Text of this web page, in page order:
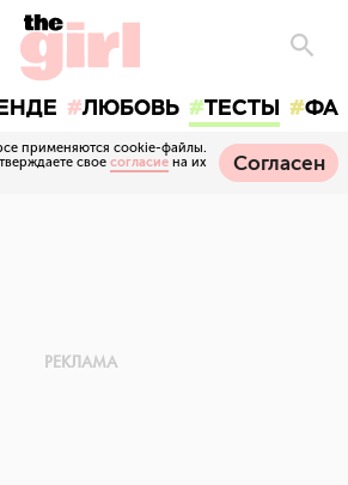
ЛЮБОВЬ ТЕСТЫ
применяются cookie-файлы.
свое согласие на их
Согласен